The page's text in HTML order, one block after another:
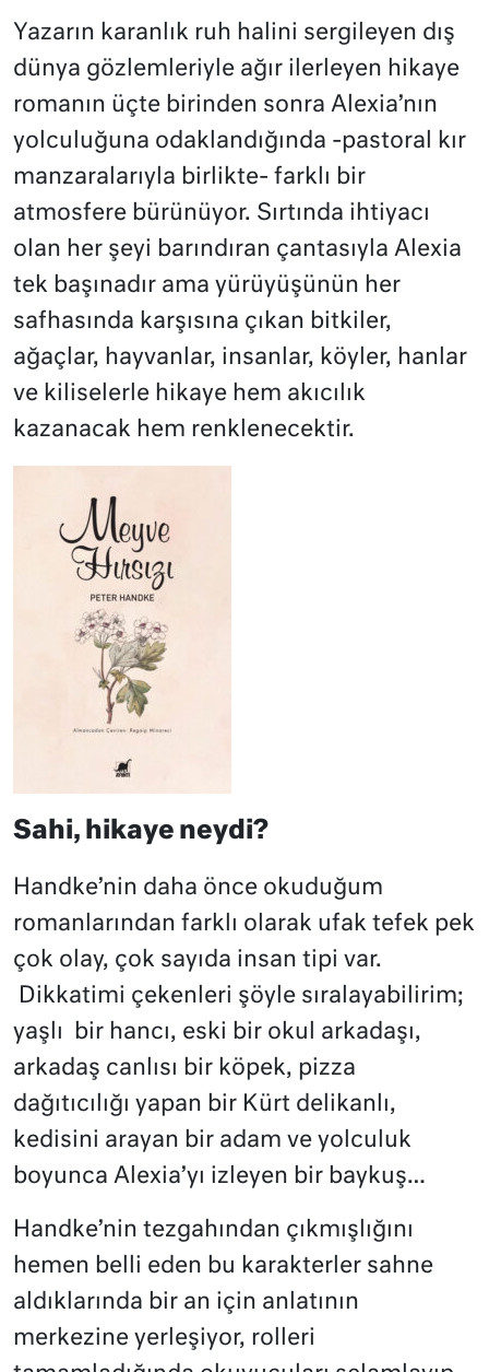
Yazarın karanlık ruh halini sergileyen dış
dünya gözlemleriyle ağır ilerleyen hikaye
romanın üçte birinden sonra Alexia’nın
yolculuğuna odaklandığında -pastoral kır
manzaralarıyla birlikte- farklı bir
atmosfere bürünüyor. Sırtında ihtiyacı
olan her şeyi barındıran çantasıyla Alexia
tek başınadır ama yürüyüşünün her
safhasında karşısına çıkan bitkiler,
ağaçlar, hayvanlar, insanlar, köyler, hanlar
ve kiliselerle hikaye hem akıcılık
kazanacak hem renklenecektir.
Sahi, hikaye neydi?
Handke’nin daha önce okuduğum
romanlarından farklı olarak ufak tefek pek
çok olay, çok sayıda insan tipi var.
Dikkatimi çekenleri şöyle sıralayabilirim;
yaşlı
bir hancı, eski bir okul arkadaşı,
arkadaş canlısı bir köpek, pizza
dağıtıcılığı yapan bir Kürt delikanlı,
kedisini arayan bir adam ve yolculuk
boyunca Alexia’yı izleyen bir baykuş…
Handke’nin tezgahından çıkmışlığını
hemen belli eden bu karakterler sahne
aldıklarında bir an için anlatının
merkezine yerleşiyor, rolleri